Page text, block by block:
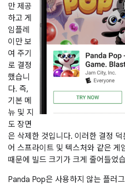
만 제공
하고 게
임플레
이만 보
여 주기
로 결정
했습니
다. 즉,
기본 메
뉴 및 지
도 장면
은 삭제한 것입니다. 이러한 결정
어 스프라이트 및 텍스처와 같은 게
때문에 빌드 크기가 크게 줄어들었
Panda Pop은 사용하지 않는 플러